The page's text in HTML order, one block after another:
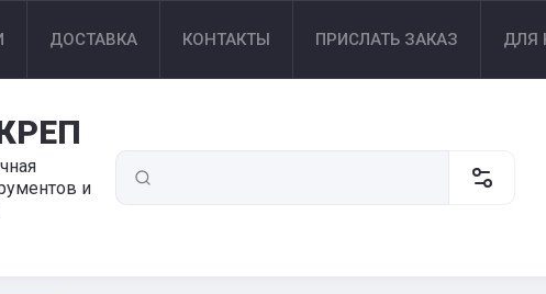
ДОСТАВКА КОНТАКТЫ ПРИСЛАТЬ ЗАКАЗ ДЛЯ
и